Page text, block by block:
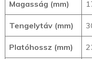
Magasság (mm)
Tengelytáv (mm)
Platóhossz (mm)